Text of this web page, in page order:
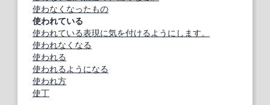
使わなくなったもの
使われている
使われている表現に気を付けるようにします。
使われなくなる
使われる
使われるようになる
使われ方
使丁